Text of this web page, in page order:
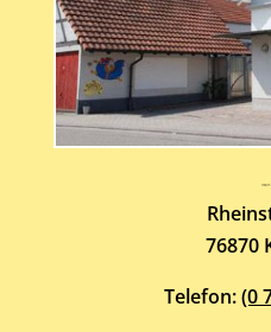
76870
Telefon:(0